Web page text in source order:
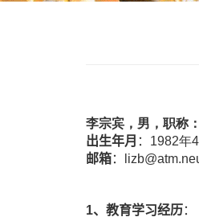
李宗宾，男，职称
出生年月 ： 1982年4
邮箱：
1、教育学习经历